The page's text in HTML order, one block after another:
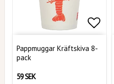
Pappmuggar Kräftskiva 8-
pack
59 SEK